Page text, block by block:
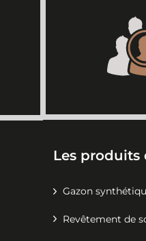
Les produits
Gazon
Revêtement de